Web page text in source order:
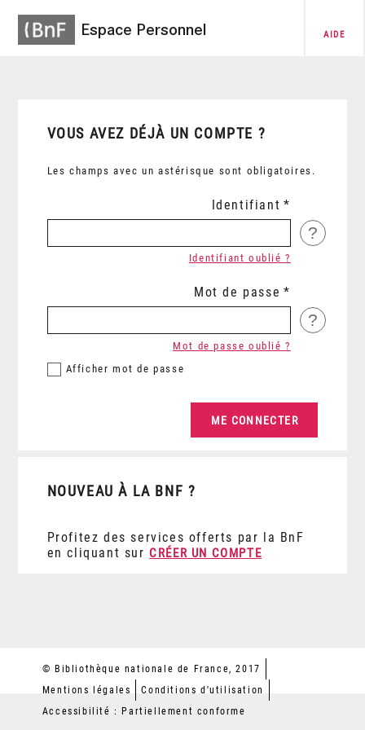
Espace Personnel AIDE
VOUS AVEZ DÉJÀ UN COMPTE ?
Les champs avec un astérisque sont obligatoires.
Identifiant
?
Identifiant oublié ?
Mot de passe
?
Afficher mot de passe
Mot de passe oublié ?
NOUVEAU À LA BNF ?
Profitez des services offerts par la BnF
en cliquant sur CRÉER UN COMPTE
© Bibliothèque nationale de France, 2017
Mentions légales
Conditions d'utilisation
Accessibilité : Partiellement conforme